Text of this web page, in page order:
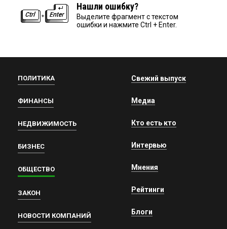
Нашли ошибку?
Выделите фрагмент с текстом
ошибки и нажмите Ctrl + Enter.
ПОЛИТИКА
ФИНАНСЫ
НЕДВИЖИМОСТЬ
БИЗНЕС
ОБЩЕСТВО
ЗАКОН
НОВОСТИ КОМПАНИЙ
Свежий выпуск
Медиа
Кто есть кто
Интервью
Мнения
Рейтинги
Блоги